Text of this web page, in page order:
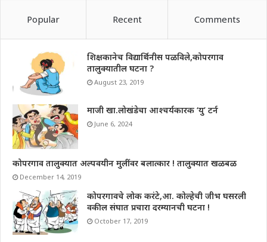
Popular Recent Comments
शिक्षकानेच विद्यार्थिनीस पळविले,कोपरगाव
तालुक्यातील घटना ?
August 23, 2019
माजी खा.लोखंडेचा आश्चर्यकारक ‘यु’ टर्न
June 6, 2024
कोपरगाव तालुक्यात अल्पवयीन मुलींवर बलात्कार ! तालुक्यात खळबळ
December 14, 2019
कोपरगावचे लोक करंटे,आ. कोल्हेची जीभ घसरली
वकील संघात प्रचारा दरम्यानची घटना !
October 17, 2019